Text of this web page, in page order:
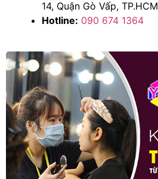
14, Quận Gò Vấp, TP.HCM
Hotline: 090 674 1364